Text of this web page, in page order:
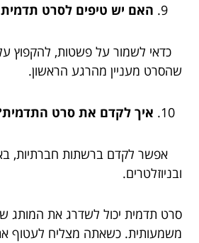
האם יש טיפים לסרט תדמית
כדאי לשמור על פשטות, להקפוץ על
שהסרט מעניין מהרגע הראשון.
איך לקדם את סרט
אפשר לקדם ברשתות חברתיות,
ובניוזלטרים.
סרט תדמית יכול לשדרג את המותג
משמעותית. כשאתה מצליח לעטוף